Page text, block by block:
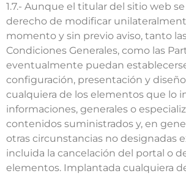
1.7.- Aunque el titular del sitio web se
derecho de modificar
momento y sin previo aviso, tanto
Condiciones Generales, como las
eventualmente puedan
configuración, presentación y
cualquiera de los elementos que lo
informaciones, generales o
contenidos suministrados y, en
otras circunstancias no designadas
incluida la cancelación del portal o
elementos. Implantada cualquiera